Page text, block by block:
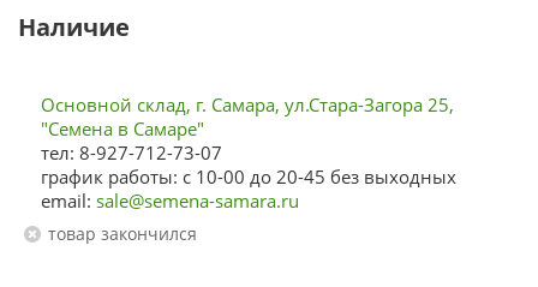
Наличие
Основной склад, г. Самара, ул.Стара-Загора 25,
"Семена в Самаре"
тел: 8-927-712-73-07
график работы: с 10-00 до 20-45 без выходных
email: sale@semena-samara.ru
Товар закончился